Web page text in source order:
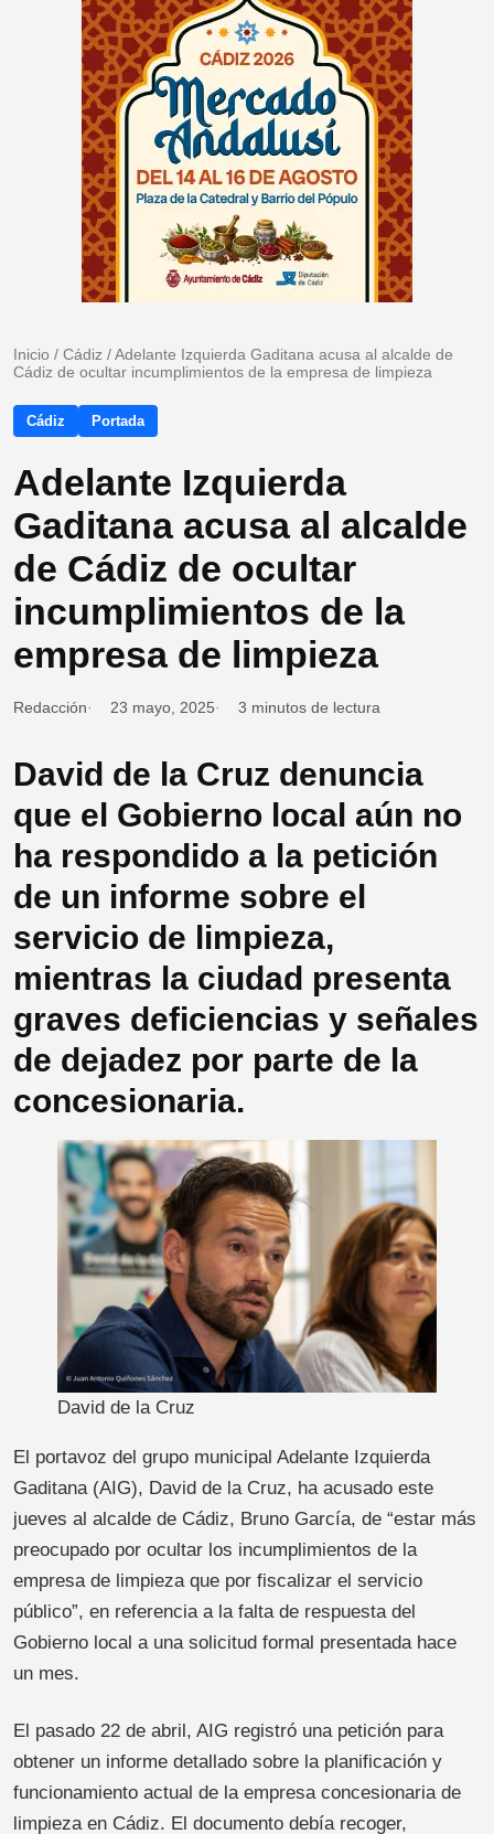
Inicio / Cádiz /Adelante Izquierda Gaditana acusa al alcalde de
Cádiz de ocultar incumplimientos de la empresa de limpieza
Cádiz Portada
Adelante Izquierda
Gaditana acusa al alcalde
de Cádiz de ocultar
incumplimientos de la
empresa de limpieza
Redacción 23 mayo, 2025 3 minutos de lectura
David de la Cruz denuncia
que el Gobierno local aún no
ha respondido a la petición
de un informe sobre el
servicio de limpieza,
mientras la ciudad presenta
graves deficiencias y señales
de dejadez por parte de la
concesionaria.
David de la Cruz
El portavoz del grupo municipal Adelante Izquierda
Gaditana (AIG), David de la Cruz, ha acusado este
jueves al alcalde de Cádiz, Bruno García, de “estar más
preocupado por ocultar los incumplimientos de la
empresa de limpieza que por fiscalizar el servicio
público”, en referencia a la falta de respuesta del
Gobierno local a una solicitud formal presentada hace
un mes.
El pasado 22 de abril, AIG registró una petición para
obtener un informe detallado sobre la planificación y
funcionamiento actual de la empresa concesionaria de
limpieza en Cádiz. El documento debía recoger,